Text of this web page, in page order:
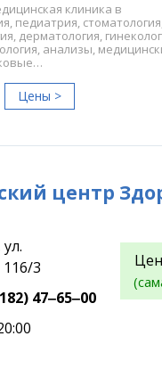
клиника в
педиатрия,
дерматология,
анализы,
Цены >
центр
116/3
47‒65‒00